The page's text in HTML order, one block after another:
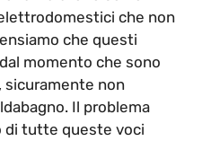
che non
che questi
momento che sono
sicuramente non
Il problema
di tutte queste voci